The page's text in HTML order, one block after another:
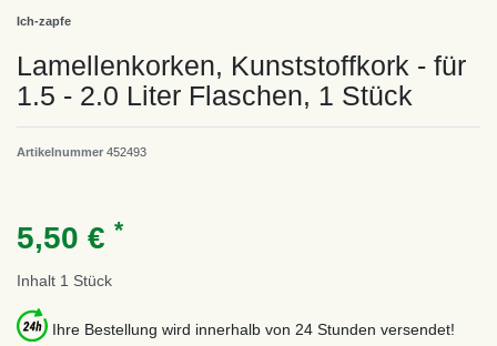
Ich-zapfe
Lamellenkorken, Kunststoffkork - für
1.5 - 2.0 Liter Flaschen, 1 Stück
Artikelnummer 452493
5,50 € *
Inhalt 1 Stück
Ihre Bestellung wird innerhalb von 24 Stunden versendet!